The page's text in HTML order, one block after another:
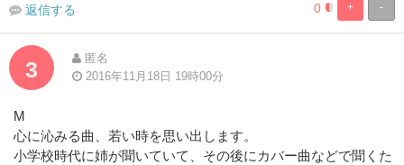
-
+
0%100%
0
返信する
3
匿名
2016年11月18日 19時00分
M
心に沁みる曲、若い時を思い出します。
小学校時代に姉が聞いていて、その後にカバー曲などで聞くた